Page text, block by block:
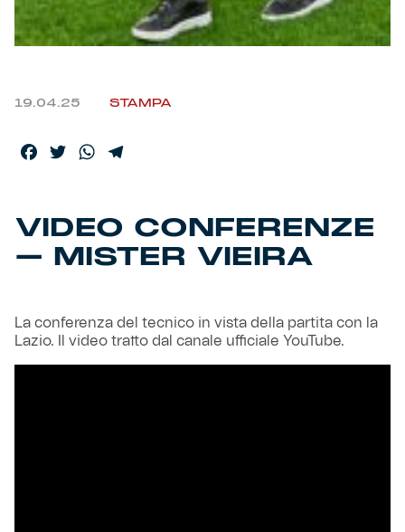
Party
Isolani x Genoa
Gift Card Online Store
19.04.25 STAMPA
Facebook
TwitterWhatsApp
VIDEO CONFERENZE
– MISTER VIEIRA
La conferenza del tecnico in vista della partita con la
Lazio. Il video tratto dal canale ufficiale YouTube.